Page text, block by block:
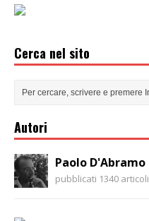
Cerca nel sito
Autori
Paolo D'Abramo
pubblicati 1340 articoli